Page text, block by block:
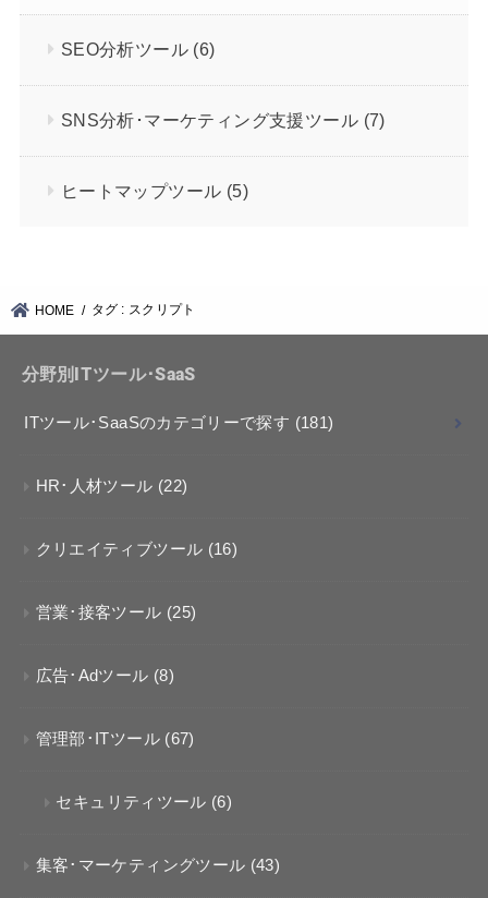
SEO分析ツール (6)
SNS分析･マーケティング支援ツール (7)
ヒートマップツール (5)
HOME タグ : スクリプト
分野別ITツール･SaaS
ITツール･SaaSのカテゴリーで探す (181)
HR･人材ツール (22)
クリエイティブツール (16)
営業･接客ツール (25)
広告･Adツール (8)
管理部･ITツール (67)
セキュリティツール (6)
集客･マーケティングツール (43)